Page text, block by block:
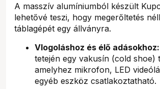
A masszív alumíniumból készült
lehetővé teszi, hogy megerőltetés
táblagépét egy állványra.
Vlogoláshoz és élő adásokhoz:
tetején egy vakusín (cold shoe)
amelyhez mikrofon, LED
egyéb eszköz csatlakoztatható.